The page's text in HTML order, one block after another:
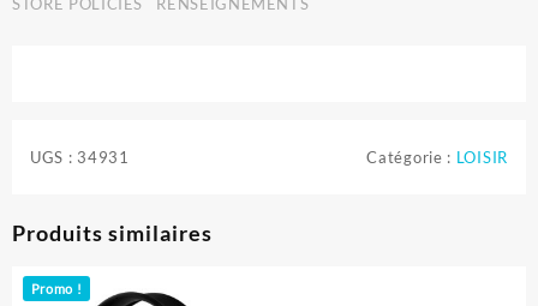
STORE POLICIES RENSEIGNEMENTS
UGS : 34931 Catégorie : LOISIR
Produits similaires
Promo !